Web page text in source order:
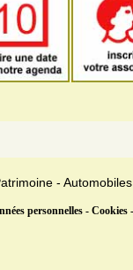
- Automobiles
personnelles - Cookies